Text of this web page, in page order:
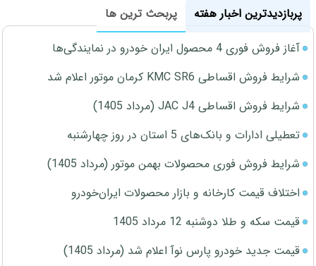
پربازدیدترین اخبار هفته
پربحث ترین ها
آغاز فروش فوری 4 محصول ایران خودرو در نمایندگی‌ها
شرایط فروش اقساطی KMC SR6 کرمان موتور اعلام شد
شرایط فروش اقساطی JAC J4 (مرداد 1405)
تعطیلی ادارات و بانک‌های 5 استان در روز چهارشنبه
شرایط فروش فوری محصولات بهمن موتور (مرداد 1405)
اختلاف قیمت کارخانه و بازار محصولات ایران‌خودرو
قیمت سکه و طلا دوشنبه 12 مرداد 1405
قیمت جدید خودرو پارس نوآ اعلام شد (مرداد 1405)